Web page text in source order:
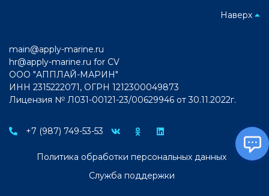
Наверх
main@apply-marine.ru
hr@apply-marine.ru for CV
ООО "АППЛАЙ-МАРИН"
ИНН 2315222071, ОГРН 1212300049873
Лицензия № Л031-00121-23/00629946 от 30.11.2022г.
+7 (987) 749-53-53
Политика обработки персональных данных
Служба поддержки